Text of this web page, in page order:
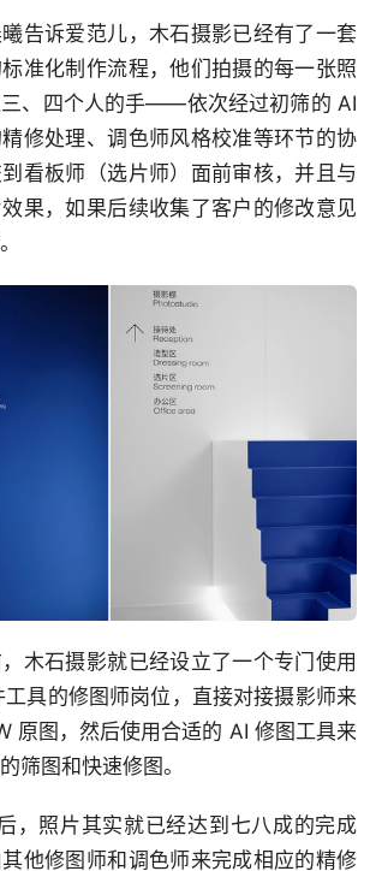
告诉爱范儿，木石摄影已经有了一套
准化制作流程，他们拍摄的每一张照
三、四个人的手——依次经过初筛的 AI
修处理、调色师风格校准等环节的协
看板师（选片师）面前审核，并且与
果，如果后续收集了客户的修改意见
木石摄影就已经设立了一个专门使用
具的修图师岗位，直接对接摄影师来
原图，然后使用合适的 AI 修图工具来
筛图和快速修图。
，照片其实就已经达到七八成的完成
他修图师和调色师来完成相应的精修